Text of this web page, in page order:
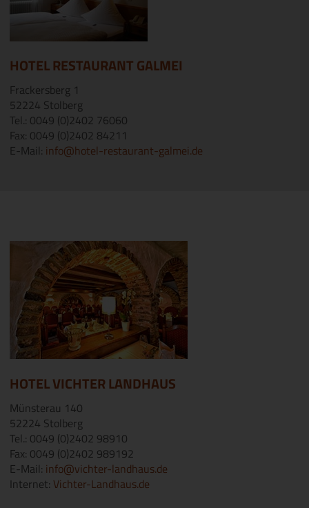
HOTEL RESTAURANT GALMEI
Frackersberg 1
52224 Stolberg
Tel.: 0049 (0)2402 76060
Fax: 0049 (0)2402 84211
E-Mail: info@hotel-restaurant-galmei.de
HOTEL VICHTER LANDHAUS
Münsterau 140
52224 Stolberg
Tel.: 0049 (0)2402 98910
Fax: 0049 (0)2402 989192
E-Mail: info@vichter-landhaus.de
Internet: Vichter-Landhaus.de